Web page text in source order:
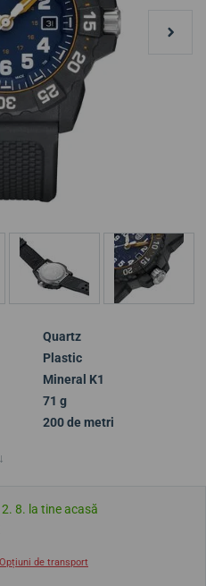
Quartz
Plastic
Mineral K1
71 g
200 de metri
↓
8. la tine acasă
Opțiuni de transport